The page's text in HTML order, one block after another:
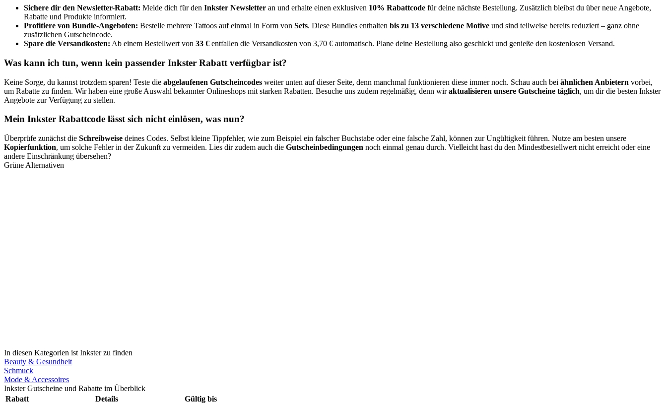
Sichere dir den Newsletter-Rabatt: Melde dich für den Inkster Newsletter an und erhalte einen exklusiven 10% Rabattcode für deine nächste Bestellung. Zusätzlich bleibst du über neue Angebote,
Rabatte und Produkte informiert.
Profitiere von Bundle-Angeboten: Bestelle mehrere Tattoos auf einmal in Form von Sets. Diese Bundles enthalten bis zu 13 verschiedene Motive und sind teilweise bereits reduziert – ganz ohne
zusätzlichen Gutscheincode.
Spare die Versandkosten: Ab einem Bestellwert von 33 € entfallen die Versandkosten von 3,70 € automatisch. Plane deine Bestellung also geschickt und genieße den kostenlosen Versand.
Was kann ich tun, wenn kein passender Inkster Rabatt verfügbar ist?
Keine Sorge, du kannst trotzdem sparen! Teste die abgelaufenen Gutscheincodes weiter unten auf dieser Seite, denn manchmal funktionieren diese immer noch. Schau auch bei ähnlichen Anbietern vorbei,
um Rabatte zu finden. Wir haben eine große Auswahl bekannter Onlineshops mit starken Rabatten. Besuche uns zudem regelmäßig, denn wiraktualisieren unsere Gutscheine täglich, um dir die besten Inkster
Angebote zur Verfügung zu stellen.
Mein Inkster Rabattcode lässt sich nicht einlösen, was nun?
Überprüfe zunächst die Schreibweise deines Codes. Selbst kleine Tippfehler, wie zum Beispiel ein falscher Buchstabe oder eine falsche Zahl, können zur Ungültigkeit führen. Nutze am besten unsere
Kopierfunktion, um solche Fehler in der Zukunft zu vermeiden. Lies dir zudem auch die Gutscheinbedingungen noch einmal genau durch. Vielleicht hast du den Mindestbestellwert nicht erreicht oder eine
andere Einschränkung übersehen?
Grüne Alternativen
In diesen Kategorien ist Inkster zu finden
Beauty & Gesundheit
Schmuck
Mode & Accessoires
Inkster Gutscheine und Rabatte im Überblick
Rabatt
Details Gültig bis